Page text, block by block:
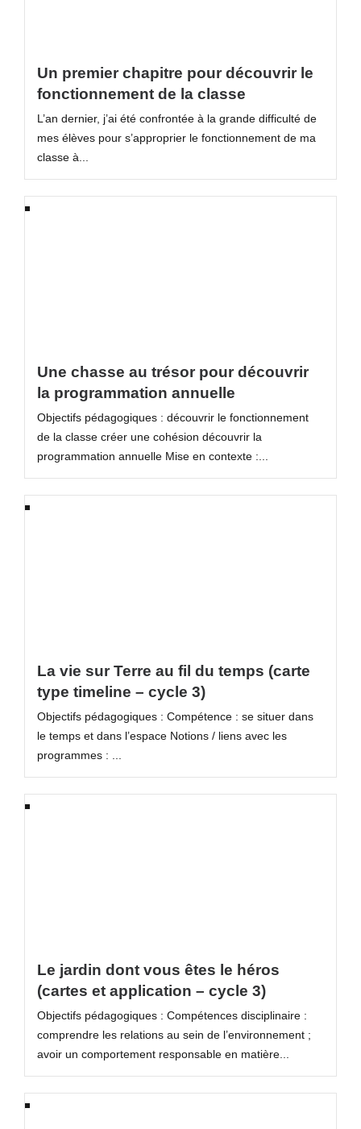
Un premier chapitre pour découvrir le
fonctionnement de la classe
L’an dernier, j’ai été confrontée à la grande difficulté de
mes élèves pour s’approprier le fonctionnement de ma
classe à...
Une chasse au trésor pour découvrir
la programmation annuelle
Objectifs pédagogiques : découvrir le fonctionnement
de la classe créer une cohésion découvrir la
programmation annuelle Mise en contexte :...
La vie sur Terre au fil du temps (carte
type timeline – cycle 3)
Objectifs pédagogiques : Compétence : se situer dans
le temps et dans l’espace Notions / liens avec les
programmes : ...
Le jardin dont vous êtes le héros
(cartes et application – cycle 3)
Objectifs pédagogiques : Compétences disciplinaire :
comprendre les relations au sein de l’environnement ;
avoir un comportement responsable en matière...